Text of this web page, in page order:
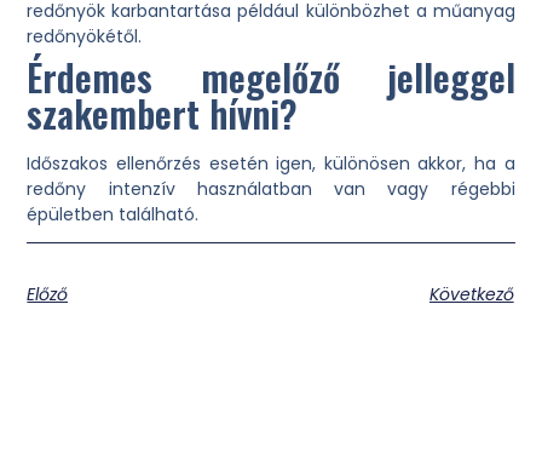
redőnyök karbantartása például különbözhet a műanyag
redőnyökétől.
Érdemes megelőző jelleggel
szakembert hívni?
Időszakos ellenőrzés esetén igen, különösen akkor, ha a
redőny intenzív használatban van vagy régebbi
épületben található.
Előző Következő